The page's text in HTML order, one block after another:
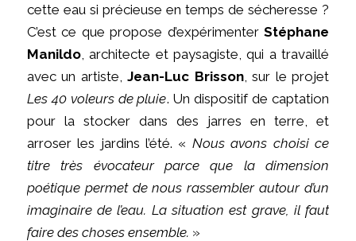
cette eau si précieuse en temps de sécheresse ?
C’est ce que propose d’expérimenterStéphane
Manildo, architecte et paysagiste, qui a travaillé
avec un artiste,Jean-Luc Brisson, sur le projet
Les 40 voleurs de pluie. Un dispositif de captation
pour la stocker dans des jarres en terre, et
arroser les jardins l’été. « Nous avons choisi ce
titre très évocateur parce que la dimension
poétique permet de nous rassembler autour d’un
imaginaire de l’eau. La situation est grave, il faut
faire des choses ensemble. »